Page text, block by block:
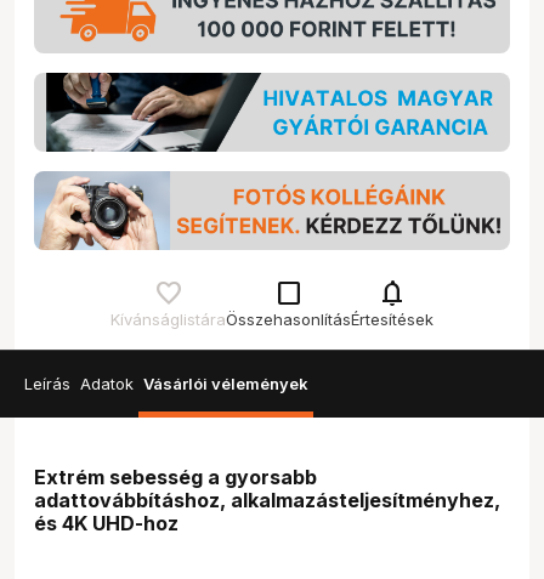
Kívánságlistára
check_box_outline_blank
Összehasonlítás
notifications
Értesítések
Leírás Adatok Vásárlói vélemények
Extrém sebesség a gyorsabb
adattovábbításhoz, alkalmazásteljesítményhez,
és 4K UHD-hoz